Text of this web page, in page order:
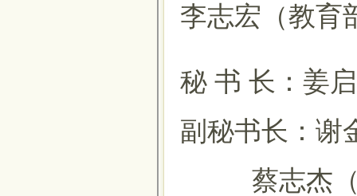
李志宏（教育
秘 书 长：姜
副秘书长：谢
蔡志杰（